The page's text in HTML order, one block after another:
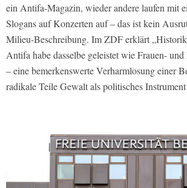
ein Antifa-Magazin, wieder andere laufen mit
Slogans auf Konzerten auf – das ist kein
Milieu-Beschreibung. Im ZDF erklärt
Antifa habe dasselbe geleistet wie Frauen-
– eine bemerkenswerte Verharmlosung einer
radikale Teile Gewalt als politisches Instrument